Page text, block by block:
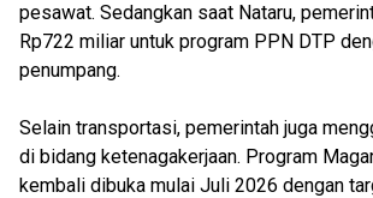
pesawat. Sedangkan saat Nataru,
Rp722 miliar untuk program PPN DTP
penumpang.
Selain transportasi, pemerintah juga
di bidang ketenagakerjaan. Program
kembali dibuka mulai Juli 2026 dengan